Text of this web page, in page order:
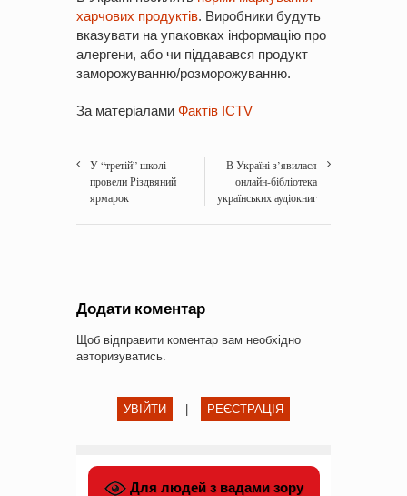
харчових продуктів. Виробники будуть
вказувати на упаковках інформацію про
алергени, або чи піддавався продукт
заморожуванню/розморожуванню.
За матеріалами Фактів ICTV
У “третій” школі
провели Різдвяний
ярмарок
В Україні з’явилася
онлайн-бібліотека
українських аудіокниг
Додати коментар
Щоб відправити коментар вам необхідно
авторизуватись
УВІЙТИ | РЕЄСТРАЦІЯ
Для людей з вадами зору